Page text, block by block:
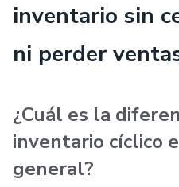
inventario sin
ni perder
¿Cuál es la
inventario cíclico
general?